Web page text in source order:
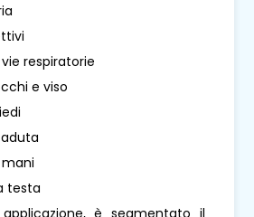
respiratorie
e viso
testa
è segmentato il